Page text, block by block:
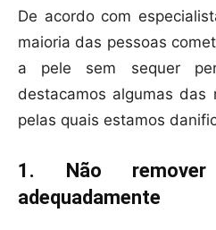
De acordo com
maioria das pessoas
a pele sem sequer
destacamos algumas das
pelas quais estamos
1. Não remover
adequadamente